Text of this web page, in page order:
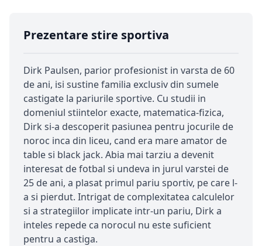
Prezentare stire sportiva
Dirk Paulsen, parior profesionist in varsta de 60
de ani, isi sustine familia exclusiv din sumele
castigate la pariurile sportive. Cu studii in
domeniul stiintelor exacte, matematica-fizica,
Dirk si-a descoperit pasiunea pentru jocurile de
noroc inca din liceu, cand era mare amator de
table si black jack. Abia mai tarziu a devenit
interesat de fotbal si undeva in jurul varstei de
25 de ani, a plasat primul pariu sportiv, pe care l-
a si pierdut. Intrigat de complexitatea calculelor
si a strategiilor implicate intr-un pariu, Dirk a
inteles repede ca norocul nu este suficient
pentru a castiga.